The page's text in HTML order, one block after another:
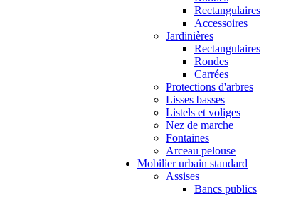
Rectangulaires
Accessoires
Jardinières
Rectangulaires
Rondes
Carrées
Protections d'arbres
Lisses basses
Listels et voliges
Nez de marche
Fontaines
Arceau pelouse
Mobilier urbain standard
Assises
Bancs publics